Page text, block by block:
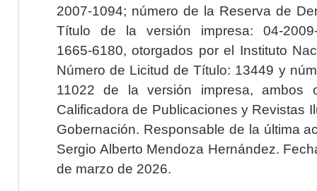
2007-1094; número de la Reserva de
Título de la versión impresa: 04-2009-
1665-6180, otorgados por el Instituto
Número de Licitud de Título: 13449 y
11022 de la versión impresa, ambos
Calificadora de Publicaciones y Revistas
Gobernación. Responsable de la última
Sergio Alberto Mendoza Hernández.
de marzo de 2026.